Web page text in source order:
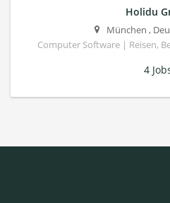
Holidu
München ,
Computer Software | Reisen,
4